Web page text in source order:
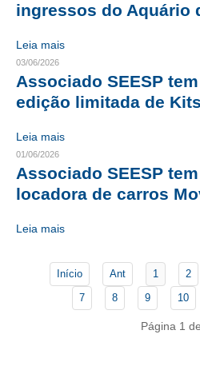
CURSOS
ENGENHEIRO EMPREENDEDOR
BENEFÍCIOS
APOSENTADORIA
CONVÊNIOS
PLANO DE SAÚDE
ingressos do Aquário
Leia mais
03/06/2026
Associado SEESP
edição limitada de
Leia mais
01/06/2026
Associado SEESP
locadora de carros
Leia mais
Início Ant 1 2
7
8 9 10
Página 1